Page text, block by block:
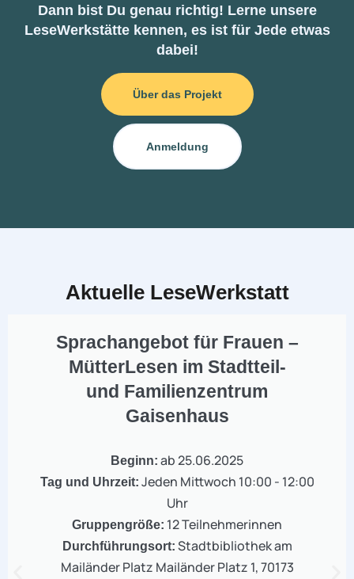
Dann bist Du genau richtig! Lerne unsere
LeseWerkstätte kennen, es ist für Jede etwas
dabei!
Über das Projekt
Anmeldung
Aktuelle LeseWerkstatt
Sprachangebot für Frauen –
MütterLesen im Stadtteil-
und Familienzentrum
Gaisenhaus
Beginn: ab 25.06.2025
Tag und Uhrzeit: Jeden Mittwoch 10:00 - 12:00
Uhr
Gruppengröße: 12 Teilnehmerinnen
Durchführungsort: Stadtbibliothek am
Mailänder Platz Mailänder Platz 1, 70173